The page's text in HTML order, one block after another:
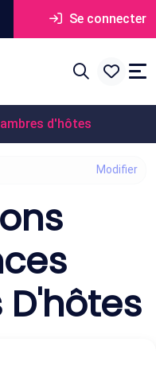
Se connecter
d'hôtes